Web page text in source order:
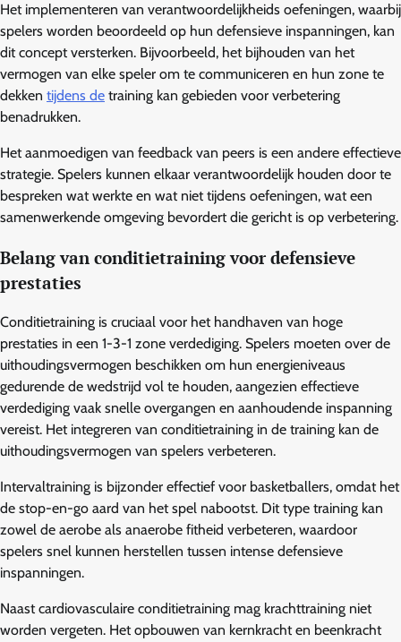
Het implementeren van verantwoordelijkheids oefeningen, waarbij
spelers worden beoordeeld op hun defensieve inspanningen, kan
dit concept versterken. Bijvoorbeeld, het bijhouden van het
vermogen van elke speler om te communiceren en hun zone te
dekken tijdens de training kan gebieden voor verbetering
benadrukken.
Het aanmoedigen van feedback van peers is een andere effectieve
strategie. Spelers kunnen elkaar verantwoordelijk houden door te
bespreken wat werkte en wat niet tijdens oefeningen, wat een
samenwerkende omgeving bevordert die gericht is op verbetering.
Belang van conditietraining voor defensieve
prestaties
Conditietraining is cruciaal voor het handhaven van hoge
prestaties in een 1-3-1 zone verdediging. Spelers moeten over de
uithoudingsvermogen beschikken om hun energieniveaus
gedurende de wedstrijd vol te houden, aangezien effectieve
verdediging vaak snelle overgangen en aanhoudende inspanning
vereist. Het integreren van conditietraining in de training kan de
uithoudingsvermogen van spelers verbeteren.
Intervaltraining is bijzonder effectief voor basketballers, omdat het
de stop-en-go aard van het spel nabootst. Dit type training kan
zowel de aerobe als anaerobe fitheid verbeteren, waardoor
spelers snel kunnen herstellen tussen intense defensieve
inspanningen.
Naast cardiovasculaire conditietraining mag krachttraining niet
worden vergeten. Het opbouwen van kernkracht en beenkracht